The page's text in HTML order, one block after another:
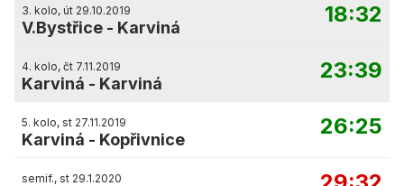
3. kolo, út 29.10.2019
V.Bystřice - Karviná
18:32
4. kolo, čt 7.11.2019
Karviná - Karviná
23:39
5. kolo, st 27.11.2019
Karviná - Kopřivnice
26:25
semif., st 29.1.2020